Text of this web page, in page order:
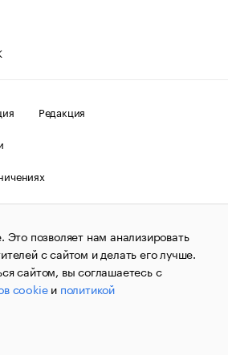
Редакция
О соблюдении авторских прав
1995–2026.Сообщения
агентства «РБК»
службой по надзору в сфере
технологий и массовых
09.12.2015 за номером ИА
пометкой «РБК». Отдельные
информацию,
пользователей
позволяет нам анализировать
с сайтом и делать его лучше.
сайтом, вы соглашаетесь с
cookieи политикой